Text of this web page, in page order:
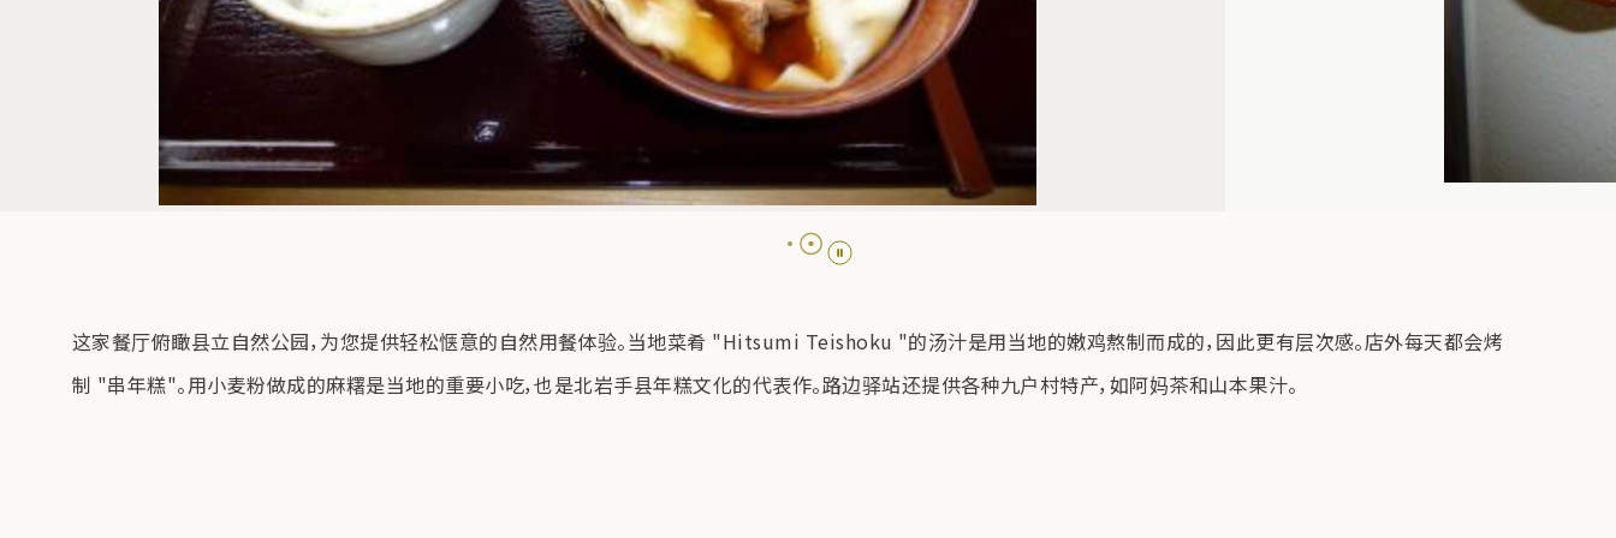
这家餐厅俯瞰县立自然公园，为您提供轻松惬意的自然用餐体验。当地菜肴 "Hitsumi Teishoku "的汤汁是用当地的嫩鸡熬制而成的，因此更有层次感。店外每天都会烤
制 "串年糕"。用小麦粉做成的麻糬是当地的重要小吃，也是北岩手县年糕文化的代表作。路边驿站还提供各种九户村特产，如阿妈茶和山本果汁。